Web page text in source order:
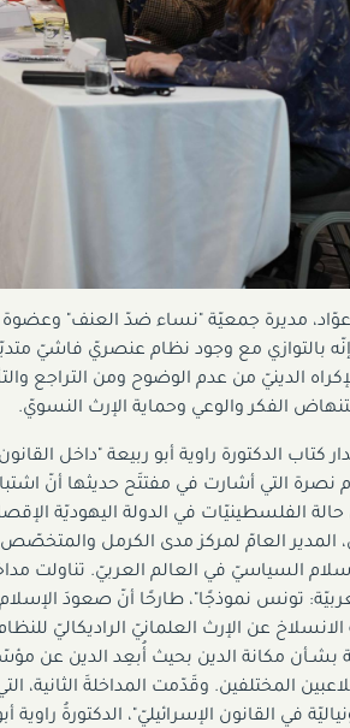
عوّاد، مديرة جمعيّة "نساء ضدّ العنف"
بالتوازي مع وجود نظام عنصريّ فاشيّ
الدينيّ من عدم الوضوح ومن التراجع
الفكر والوعي وحماية الإرث النسويّ.
الدكتورة راوية أبو ربيعة "داخل القانون
نصرة التي أشارت في مفتتَح حديثها أنّ
الفلسطينيّات في الدولة اليهوديّة
العامّ لمركز مدى الكرمل
السياسيّ في العالم العربيّ. تناولت
تونس نموذجًا"، طارحًا أنّ صعودَ
عن الإرث العلمانيّ الراديكاليّ
بشـأن مكانة الدين بحيث أُبعِد الدين عن
المختلفين. وقَدّمت المداخلةَ الثانية،
في القانون الإسرائيليّ"، الدكتورةُ